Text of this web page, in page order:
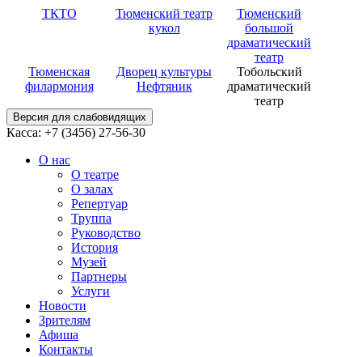
ТКТО
Тюменский театр
кукол
Тюменский
большой
драматический
театр
Тюменская
филармония
Дворец культуры
Нефтяник
Тобольский
драматический
театр
Версия для слабовидящих
Касса: +7 (3456) 27-56-30
О нас
О театре
О залах
Репертуар
Труппа
Руководство
История
Музей
Партнеры
Услуги
Новости
Зрителям
Афиша
Контакты